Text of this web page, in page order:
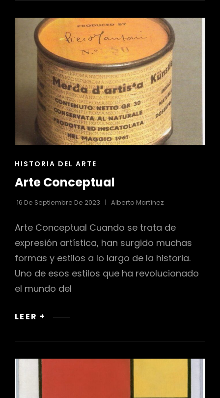
ENLACES
LAS
HISTORIA DEL ARTE
Arte Conceptual
16 De Septiembre De 2023 Alberto Martínez
Arte Conceptual Cuando se trata de
expresión artística, han surgido muchas
formas y estilos a lo largo de la historia.
Uno de esos estilos que ha revolucionado
el mundo del
LEER +
ARTE